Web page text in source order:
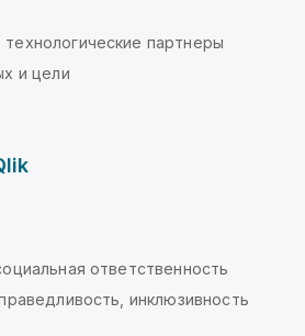
партнеры
и цели
ответственность
инклюзивность